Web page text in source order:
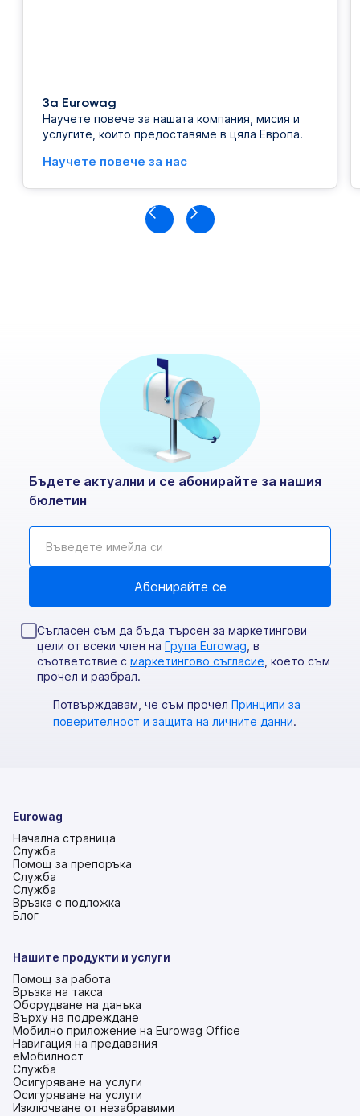
За Eurowag
Научете повече за нашата компания, мисия и
услугите, които предоставяме в цяла Европа.
Научете повече за нас
Бъдете актуални и се абонирайте за нашия
бюлетин
Съгласен съм да бъда търсен за маркетингови
цели от всеки член на Група Eurowag , в
съответствие с маркетингово съгласие , което съм
прочел и разбрал.
Потвърждавам, че съм прочел Принципи за
поверителност и защита на личните данни.
Eurowag
Начална страница
Служба
Помощ за препоръка
Служба
Служба
Връзка с подложка
(това
нов
Блог
Нашите продукти и услуги
Помощ за работа
Връзка на такса
Оборудване на данъка
Върху на подреждане
Мобилно приложение на Eurowag Office
Навигация на предавания
еМобилност
Служба
Осигуряване на услуги
Осигуряване на услуги
Изключване от незабравими